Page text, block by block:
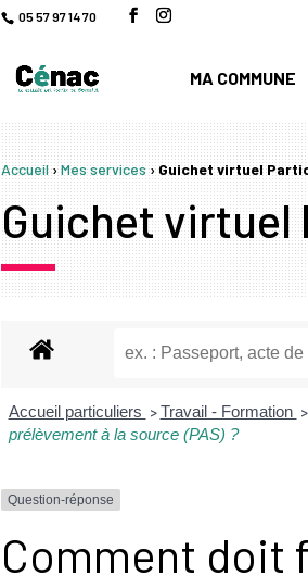
05 57 97 14 70
MA COMMUNE
Accueil›Mes services›Guichet virtuel
Guichet
Accueil particuliers > Travail - Formation >
prélèvement à la source (PAS) ?
Question-réponse
Comment doit